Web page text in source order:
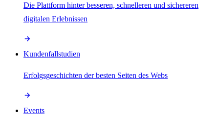
Die Plattform hinter besseren, schnelleren und sichereren
digitalen Erlebnissen
Kundenfallstudien
Erfolgsgeschichten der besten Seiten des Webs
Events